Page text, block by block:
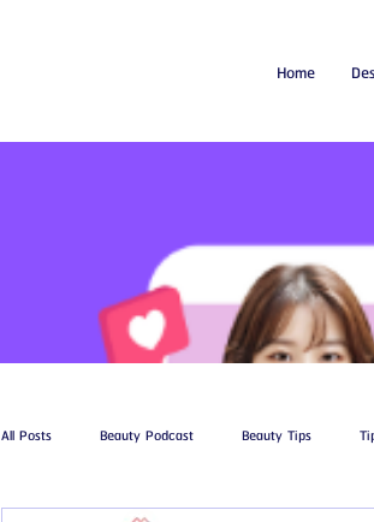
Home
All Posts Beauty Podcast Beauty Tips